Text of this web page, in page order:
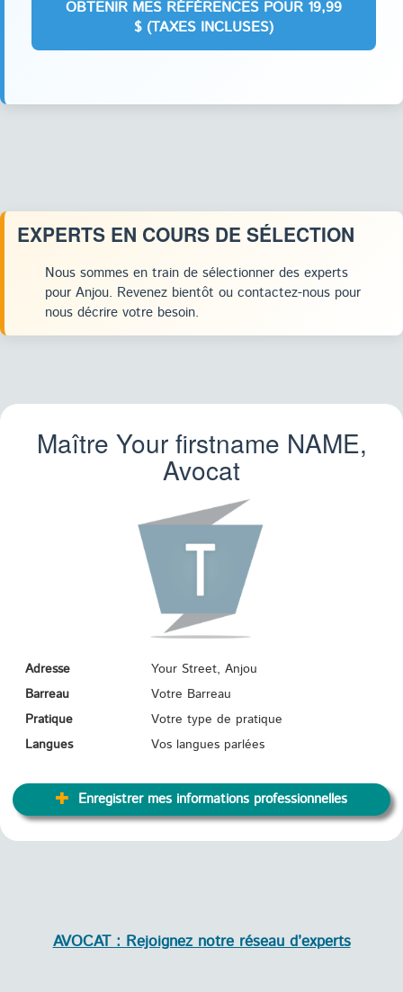
EXPERTS EN COURS DE SÉLECTION
Nous sommes en train de sélectionner des experts
pour Anjou. Revenez bientôt ou contactez-nous pour
nous décrire votre besoin.
Maître Your firstname NAME,
Avocat
Adresse
Your Street, Anjou
Barreau
Votre Barreau
Pratique
Votre type de pratique
Langues
Vos langues parlées
Enregistrer mes informations professionnelles
AVOCAT : Rejoignez notre réseau d’experts